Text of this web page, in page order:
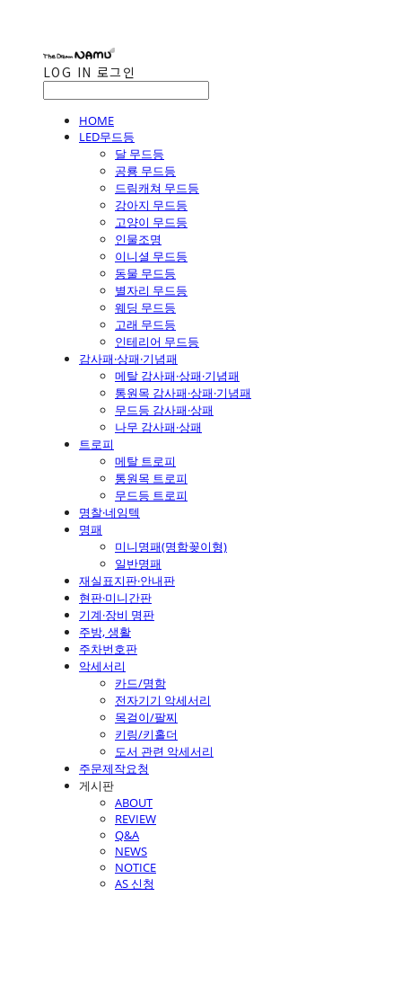
LOG IN 로그인
HOME
LED무드등
달 무드등
공룡 무드등
드림캐쳐 무드등
강아지 무드등
고양이 무드등
인물조명
이니셜 무드등
동물 무드등
별자리 무드등
웨딩 무드등
고래 무드등
인테리어 무드등
감사패·상패·기념패
메탈 감사패·상패·기념패
통원목 감사패·상패·기념패
무드등 감사패·상패
나무 감사패·상패
트로피
메탈 트로피
통원목 트로피
무드등 트로피
명찰·네임텍
명패
미니명패(명함꽂이형)
일반명패
재실표지판·안내판
현판·미니간판
기계·장비 명판
주방, 생활
주차번호판
악세서리
카드/명함
전자기기 악세서리
목걸이/팔찌
키링/키홀더
도서 관련 악세서리
주문제작요청
게시판
ABOUT
REVIEW
Q&A
NEWS
NOTICE
AS 신청